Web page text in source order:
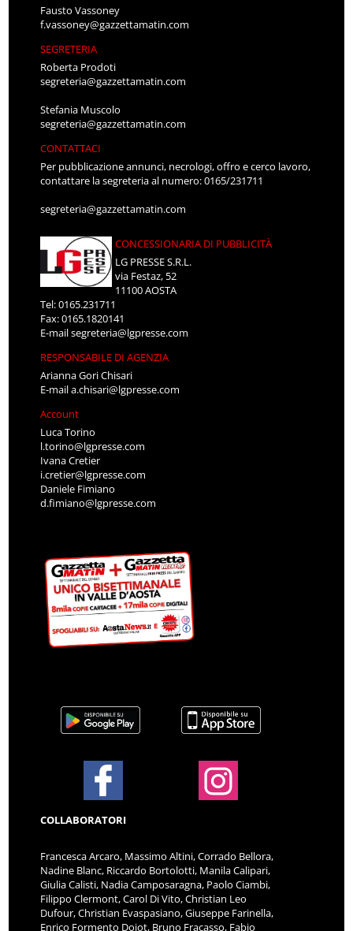
Fausto Vassoney
f.vassoney@gazzettamatin.com
SEGRETERIA
Roberta Prodoti
segreteria@gazzettamatin.com
Stefania Muscolo
segreteria@gazzettamatin.com
CONTATTACI
Per pubblicazione annunci, necrologi, offro e cerco lavoro,
contattare la segreteria al numero: 0165/231711
segreteria@gazzettamatin.com
CONCESSIONARIA DI PUBBLICITÀ
LG PRESSE S.R.L.
via Festaz, 52
11100 AOSTA
Tel: 0165.231711
Fax: 0165.1820141
E-mailsegreteria@lgpresse.com
RESPONSABILE DI AGENZIA
Arianna Gori Chisari
E-maila.chisari@lgpresse.com
Account
Luca Torino
l.torino@lgpresse.com
Ivana Cretier
i.cretier@lgpresse.com
Daniele Fimiano
d.fimiano@lgpresse.com
COLLABORATORI
Francesca Arcaro, Massimo Altini, Corrado Bellora,
Nadine Blanc, Riccardo Bortolotti, Manila Calipari,
Giulia Calisti, Nadia Camposaragna, Paolo Ciambi,
Filippo Clermont, Carol Di Vito, Christian Leo
Dufour, Christian Evaspasiano, Giuseppe Farinella,
Enrico Formento Dojot, Bruno Fracasso, Fabio